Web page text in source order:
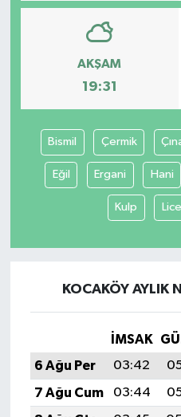
AKŞAM
19:31
Bismil Çermik
Eğil Ergani Hani
Kulp Lice
KOCAKÖY AYLIK
İMSAK
6 Ağu Per
03:42
7 Ağu Cum
03:44